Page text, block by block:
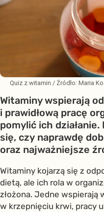
Quiz z witamin / Źródło: Maria
Witaminy wspierają
i prawidłową pracę
pomylić ich
się, czy naprawdę
oraz najważniejsze
Witaminy kojarzą się z
dietą, ale ich rola w
złożona. Jedne wspierają
w krzepnięciu krwi, pracy